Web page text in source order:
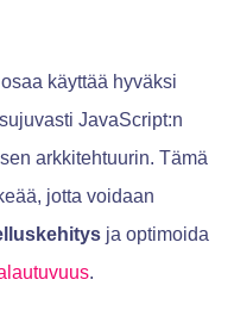
käyttää hyväksi
JavaScript:n
arkkitehtuurin. Tämä
jotta voidaan
ja optimoida
.